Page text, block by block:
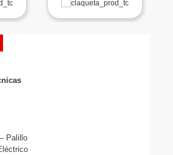
Palillo